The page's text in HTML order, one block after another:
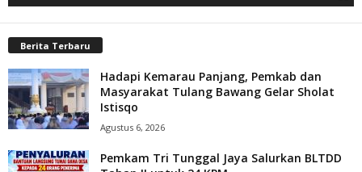
Berita Terbaru
Hadapi Kemarau Panjang, Pemkab dan
Masyarakat Tulang Bawang Gelar Sholat
Istisqo
Agustus 6, 2026
Pemkam Tri Tunggal Jaya Salurkan BLTDD